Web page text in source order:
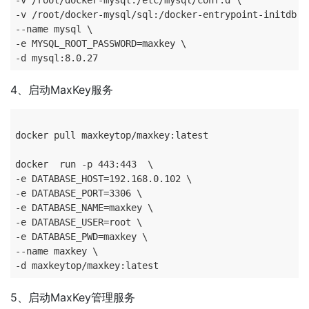
-v /root/docker-mysql/sql:/docker-entrypoint-
--name mysql \
-e MYSQL_ROOT_PASSWORD=maxkey \
4、启动MaxKey服务
docker pull maxkeytop/maxkey:latest
docker 	run -p 443:443  \
-e DATABASE_HOST=192.168.0.102 \
-e DATABASE_PORT=3306 \
-e DATABASE_NAME=maxkey \
-e DATABASE_USER=root \
-e DATABASE_PWD=maxkey \
--name maxkey \
5、启动MaxKey管理服务